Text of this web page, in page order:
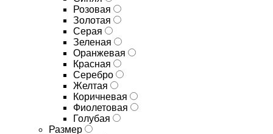
Розовая
Золотая
Серая
Зеленая
Оранжевая
Красная
Серебро
Желтая
Коричневая
Фиолетовая
Голубая
Размер